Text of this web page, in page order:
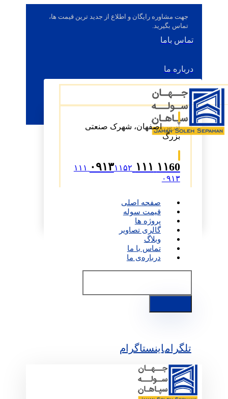
جهت مشاوره رایگان و اطلاع از جدید ترین قیمت ها،
تماس بگیرید.
تماس باما
درباره ما
آدرس:اصفهان، شهرک صنعتی
بزرگ
۱۱60 ۱۱۱ ۰۹۱۳
۱۱۵۲ ۱۱۱
۰۹۱۳
صفحه اصلی
قیمت سوله
پروژه ها
گالری تصاویر
وبلاگ
تماس با ما
درباره‌ی ما
تلگراماینستاگرام